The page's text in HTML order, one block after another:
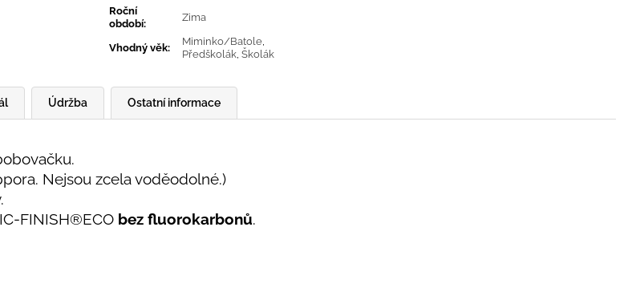
Roční
období:
Zima
Vhodný věk:
Miminko/Batole
Předškolák Školák
Ostatní informace
Údržba
Nejsou zcela voděodolné.)
FINISH®ECO bez fluorokarbonů.